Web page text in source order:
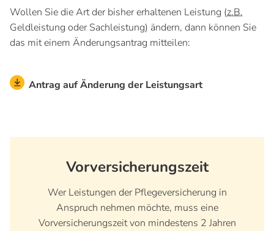
Wollen Sie die Art der bisher erhaltenen Leistung (z.B.
Geldleistung oder Sachleistung) ändern, dann können Sie
das mit einem Änderungsantrag mitteilen:
Antrag auf Änderung der Leistungsart
Vorversicherungszeit
Wer Leistungen der Pflegeversicherung in
Anspruch nehmen möchte, muss eine
Vorversicherungszeit von mindestens 2 Jahren